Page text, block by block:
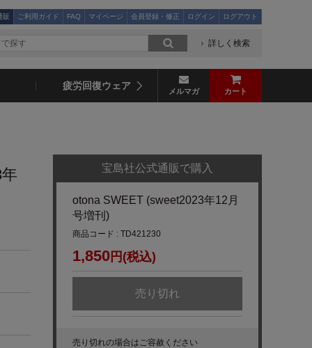
販 ご利用ガイド FAQ マイページ 会員登録・修正 ログイン ログアウト
詳しく検索
疲労回復ウェア メルマガ カート
宝島社公式通販で購入
otona SWEET (sweet2023年12月
号増刊)
商品コード : TD421230
1,850 円(税込)
売り切れ
売り切れの場合はご容赦ください